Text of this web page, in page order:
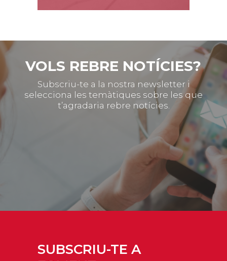
VEURE MÉS...
CONSULTA AQUÍ ELS
DARRERS INFORMES
VOLS REBRE NOTÍCIES?
Subscriu-te a la nostra newsletter i